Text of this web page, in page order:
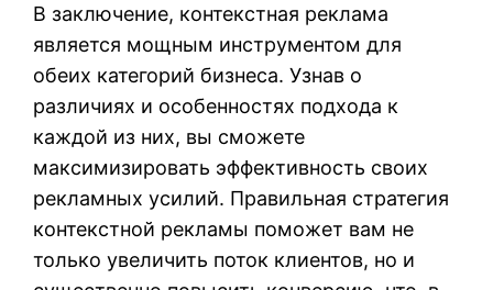
В заключение, контекстная реклама
является мощным инструментом для
обеих категорий бизнеса. Узнав о
различиях и особенностях подхода к
каждой из них, вы сможете
максимизировать эффективность своих
рекламных усилий. Правильная стратегия
контекстной рекламы поможет вам не
только увеличить поток клиентов, но и